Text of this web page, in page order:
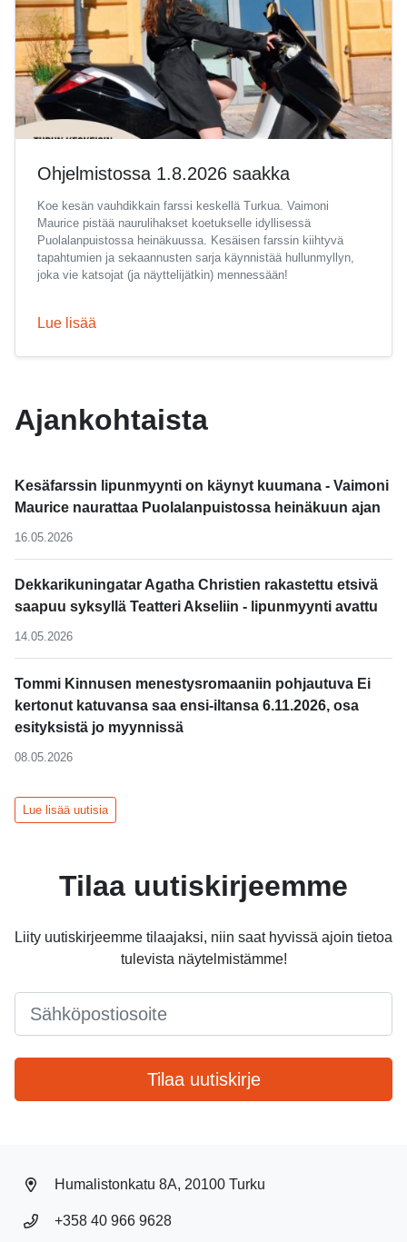
Ajankohtaista
Kesäfarssin lipunmyynti on käynyt kuumana - Vaimoni
Maurice naurattaa Puolalanpuistossa heinäkuun ajan
16.05.2026
Dekkarikuningatar Agatha Christien rakastettu etsivä
saapuu syksyllä Teatteri Akseliin - lipunmyynti avattu
14.05.2026
Tommi Kinnusen menestysromaaniin pohjautuva Ei
kertonut katuvansa saa ensi-iltansa 6.11.2026, osa
esityksistä jo myynnissä
08.05.2026
Lue lisää uutisia
Ohjelmistossa 1.8.2026 saakka
Koe kesän vauhdikkain farssi keskellä Turkua. Vaimoni
Maurice pistää naurulihakset koetukselle idyllisessä
Puolalanpuistossa heinäkuussa. Kesäisen farssin kiihtyvä
tapahtumien ja sekaannusten sarja käynnistää hullunmyllyn,
joka vie katsojat (ja näyttelijätkin) mennessään!
Lue lisää
Tilaa uutiskirjeemme
Liity uutiskirjeemme tilaajaksi, niin saat hyvissä ajoin tietoa
tulevista näytelmistämme!
Tilaa uutiskirje
Humalistonkatu 8A, 20100 Turku
+358 40 966 9628